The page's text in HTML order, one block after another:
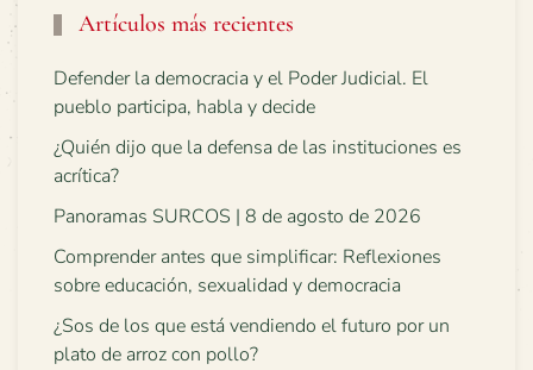
Artículos más recientes
Defender la democracia y el Poder Judicial. El
pueblo participa, habla y decide
¿Quién dijo que la defensa de las instituciones es
acrítica?
Panoramas SURCOS | 8 de agosto de 2026
Comprender antes que simplificar: Reflexiones
sobre educación, sexualidad y democracia
¿Sos de los que está vendiendo el futuro por un
plato de arroz con pollo?